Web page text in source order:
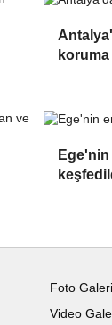
koruma
Foto Galeri
Video